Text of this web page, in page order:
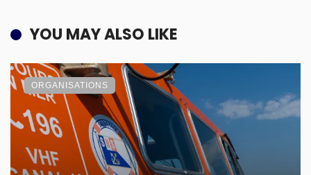
YOU MAY ALSO LIKE
ORGANISATIONS